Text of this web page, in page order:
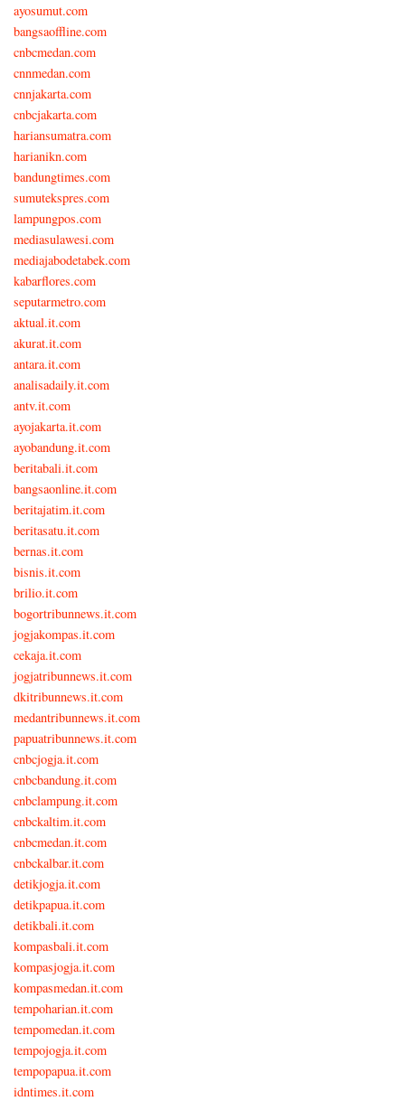
ayosumut.com
bangsaoffline.com
cnbcmedan.com
cnnmedan.com
cnnjakarta.com
cnbcjakarta.com
hariansumatra.com
harianikn.com
bandungtimes.com
sumutekspres.com
lampungpos.com
mediasulawesi.com
mediajabodetabek.com
kabarflores.com
seputarmetro.com
aktual.it.com
akurat.it.com
antara.it.com
analisadaily.it.com
antv.it.com
ayojakarta.it.com
ayobandung.it.com
beritabali.it.com
bangsaonline.it.com
beritajatim.it.com
beritasatu.it.com
bernas.it.com
bisnis.it.com
brilio.it.com
bogortribunnews.it.com
jogjakompas.it.com
cekaja.it.com
jogjatribunnews.it.com
dkitribunnews.it.com
medantribunnews.it.com
papuatribunnews.it.com
cnbcjogja.it.com
cnbcbandung.it.com
cnbclampung.it.com
cnbckaltim.it.com
cnbcmedan.it.com
cnbckalbar.it.com
detikjogja.it.com
detikpapua.it.com
detikbali.it.com
kompasbali.it.com
kompasjogja.it.com
kompasmedan.it.com
tempoharian.it.com
tempomedan.it.com
tempojogja.it.com
tempopapua.it.com
idntimes.it.com